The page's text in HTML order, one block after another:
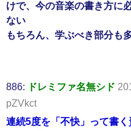
けで、今の音楽の書き方に
ない
もちろん、学ぶべき部分も
886: ドレミファ名無シド
pZVkct
連続5度を「不快」って書